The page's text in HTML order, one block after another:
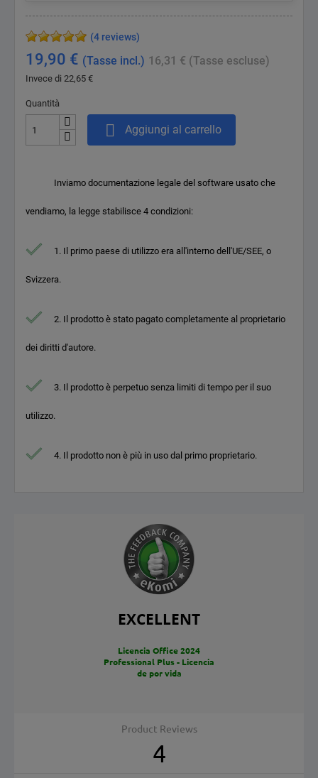
(4 reviews)
19,90 € (Tasse incl.) 16,31 € (Tasse escluse)
Invece di 22,65 €
Quantità
 Aggiungi al carrello
Inviamo documentazione legale del software usato che
vendiamo, la legge stabilisce 4 condizioni:
1. Il primo paese di utilizzo era all'interno dell'UE/SEE, o
Svizzera.
2. Il prodotto è stato pagato completamente al proprietario
dei diritti d'autore.
3. Il prodotto è perpetuo senza limiti di tempo per il suo
utilizzo.
4. Il prodotto non è più in uso dal primo proprietario.
EXCELLENT
Licencia Office 2024
Professional Plus - Licencia
de por vida
Product Reviews
4